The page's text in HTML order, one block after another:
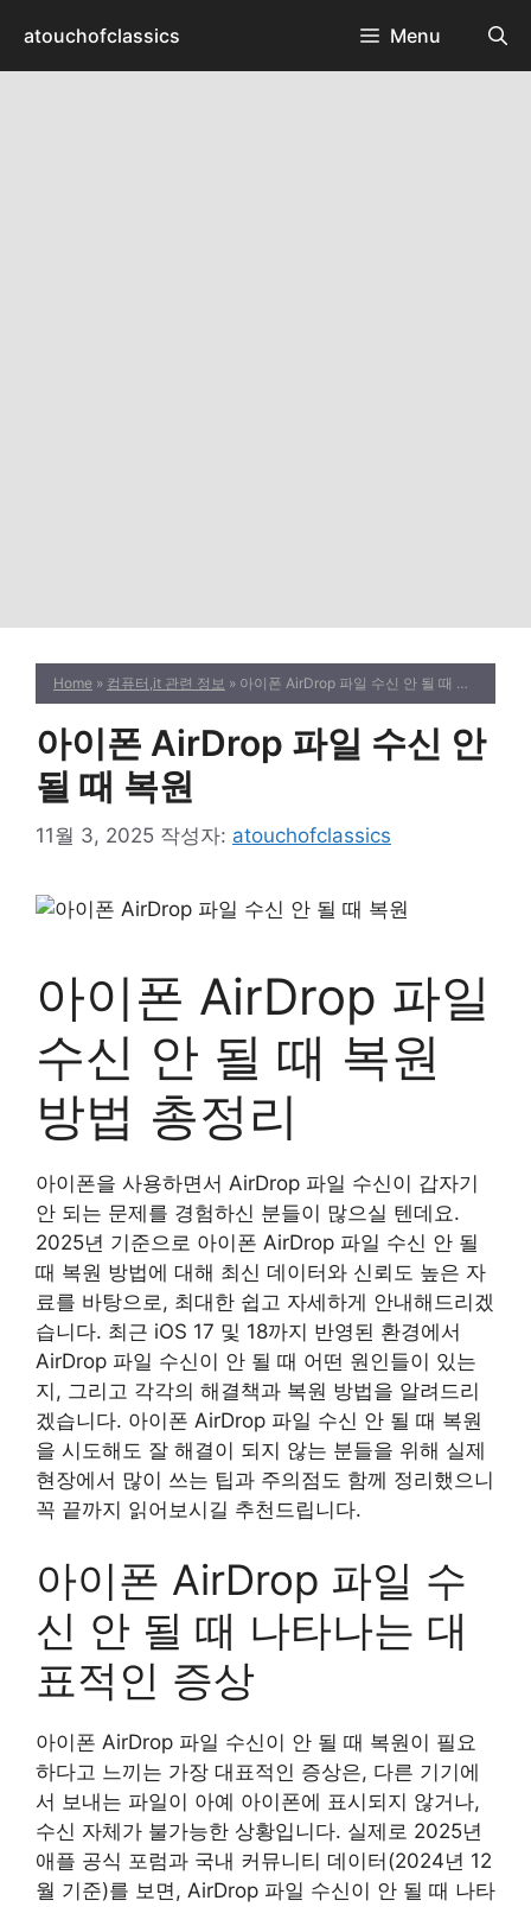
츠
atouchofclassics Menu
Home » 컴퓨터,it 관련 정보 » 아이폰 AirDrop 파일 수신 안 될 때 복원
아이폰 AirDrop 파일 수신 안
될 때 복원
11월 3, 2025 작성자: atouchofclassics
아이폰 AirDrop 파일
수신 안 될 때 복원
방법 총정리
아이폰을 사용하면서 AirDrop 파일 수신이 갑자기
안 되는 문제를 경험하신 분들이 많으실 텐데요.
2025년 기준으로 아이폰 AirDrop 파일 수신 안 될
때 복원 방법에 대해 최신 데이터와 신뢰도 높은 자
료를 바탕으로, 최대한 쉽고 자세하게 안내해드리겠
습니다. 최근 iOS 17 및 18까지 반영된 환경에서
AirDrop 파일 수신이 안 될 때 어떤 원인들이 있는
지, 그리고 각각의 해결책과 복원 방법을 알려드리
겠습니다. 아이폰 AirDrop 파일 수신 안 될 때 복원
을 시도해도 잘 해결이 되지 않는 분들을 위해 실제
현장에서 많이 쓰는 팁과 주의점도 함께 정리했으니
꼭 끝까지 읽어보시길 추천드립니다.
아이폰 AirDrop 파일 수
신 안 될 때 나타나는 대
표적인 증상
아이폰 AirDrop 파일 수신이 안 될 때 복원이 필요
하다고 느끼는 가장 대표적인 증상은, 다른 기기에
서 보내는 파일이 아예 아이폰에 표시되지 않거나,
수신 자체가 불가능한 상황입니다. 실제로 2025년
애플 공식 포럼과 국내 커뮤니티 데이터(2024년 12
월 기준)를 보면, AirDrop 파일 수신이 안 될 때 나타